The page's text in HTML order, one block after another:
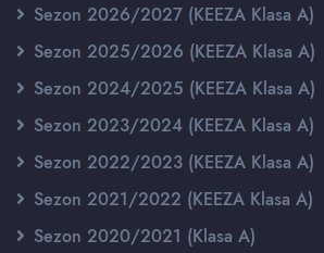
Sezon 2026/2027 (KEEZA Klasa A)
Sezon 2025/2026 (KEEZA Klasa A)
Sezon 2024/2025 (KEEZA Klasa A)
Sezon 2023/2024 (KEEZA Klasa A)
Sezon 2022/2023 (KEEZA Klasa A)
Sezon 2021/2022 (KEEZA Klasa A)
Sezon 2020/2021 (Klasa A)